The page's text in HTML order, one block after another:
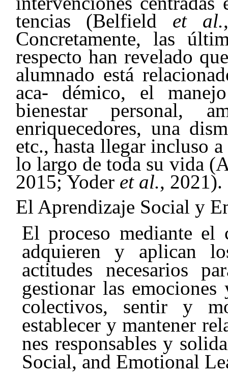
tencias (Belfield et al.
Concretamente, las
respecto han revelado
alumnado está
aca- démico, el
bienestar personal,
enriquecedores, una
etc., hasta llegar incluso
lo largo de toda su vida
2015; Yoder et al., 2021).
El Aprendizaje Social y
El proceso mediante
adquieren y aplican
actitudes necesarios
gestionar las
colectivos, sentir y
establecer y mantener
nes responsables y
Social, and Emotional